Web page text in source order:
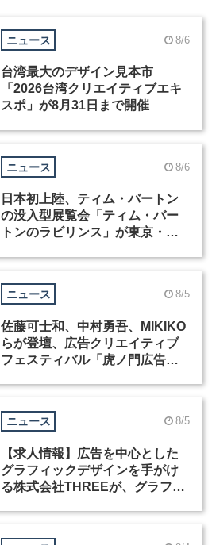
ニュース 8/6
台湾最大のデザイン見本市
「2026台湾クリエイティブエキ
スポ」が8月31日まで開催
ニュース 8/6
日本初上陸、ティム・バートン
の没入型展覧会「ティム・バー
トンのラビリンス」が東京・豊
ニュース 8/5
佐藤可士和、中村勇吾、MIKIKO
らが登壇、広告クリエイティブ
フェスティバル「虎ノ門広告
ニュース 8/5
【求人情報】広告を中心とした
グラフィックデザインを手がけ
る株式会社THREEが、グラフィ